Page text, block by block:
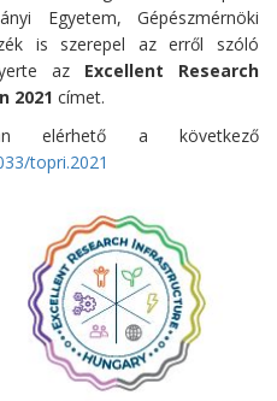
Egyetem, Gépészmérnöki
is szerepel az erről szóló
az Excellent Research
2021 címet.
elérhető a következő
topri.2021